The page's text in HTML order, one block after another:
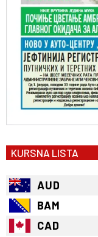
KURSNA LISTA
AUD
BAM
CAD